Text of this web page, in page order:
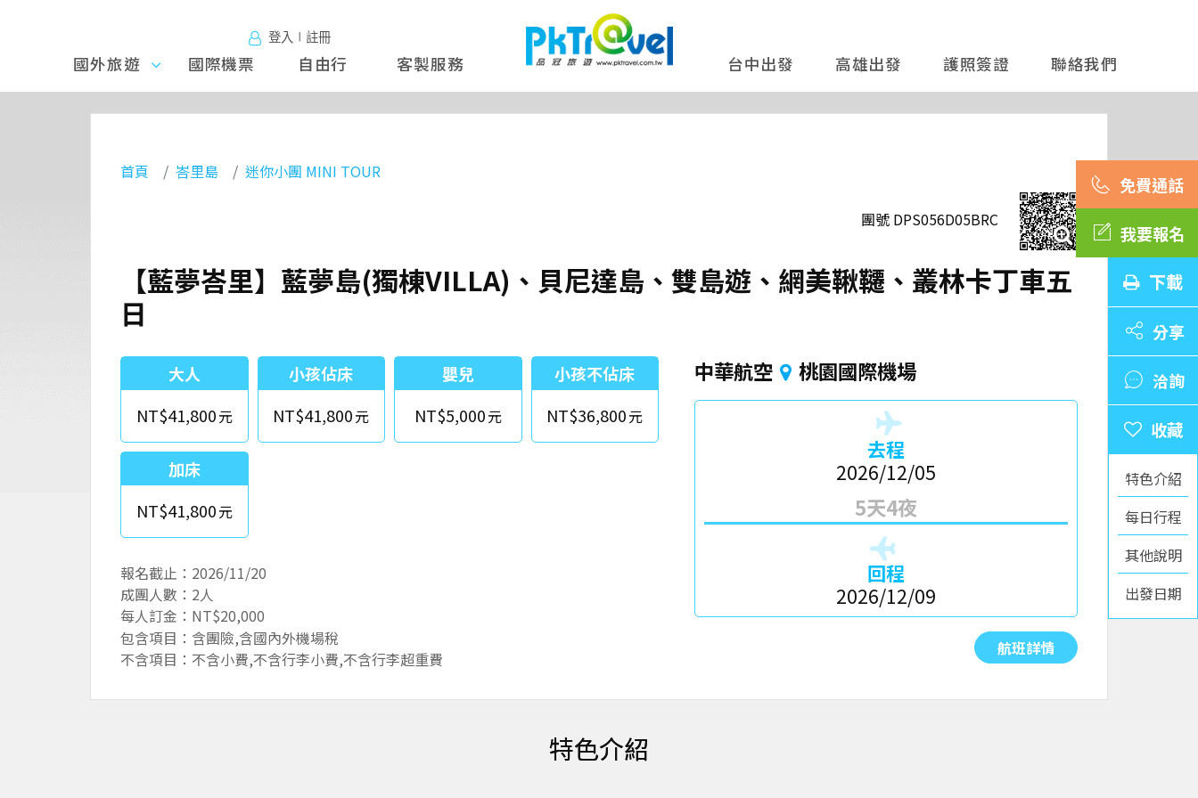
登入∣註冊
國外旅
遊
國外旅遊 國際機票 自由行 客製服務 台中出發 高雄出發 護照簽證 聯絡我們
我要報名
下載
分享
洽詢
特色介紹
每日行程
其他說明
出發日期
首頁 峇里島 迷你小團 MINI TOUR
團號 DPS056D05BRC
【藍夢峇里】藍夢島(獨棟VILLA)、貝尼達島、雙島遊、網美鞦韆、叢林卡丁車五
日
大人
NT$41,800
小孩佔床
NT$41,800
嬰兒
NT$5,000
小孩不佔床
NT$36,800
加床
NT$41,800
報名截止：2026/11/20
成團人數：2人
每人訂金：NT$20,000
包含項目：含團險,含國內外機場稅
不含項目：不含小費,不含行李小費,不含行李超重費
中華航空 桃園國際機場
去程
2026/12/05
5天4夜
回程
2026/12/09
航班詳情
特色介紹